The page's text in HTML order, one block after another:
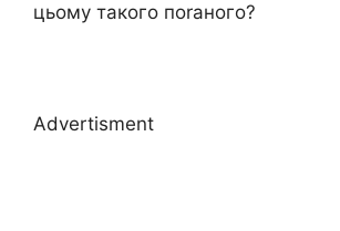
цьому такого поrаного?
Advertisment